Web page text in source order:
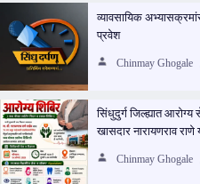
व्यावसायिक
प्रवेश
Chinmay Ghogale
सिंधुदुर्ग जिल्ह्यात
खासदार नारायणराव राणे
Chinmay Ghogale